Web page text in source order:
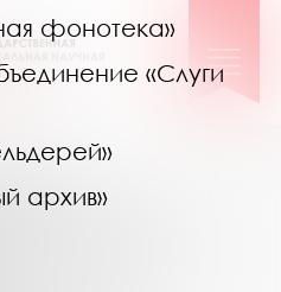
фонотека»
«Слуги
архив»